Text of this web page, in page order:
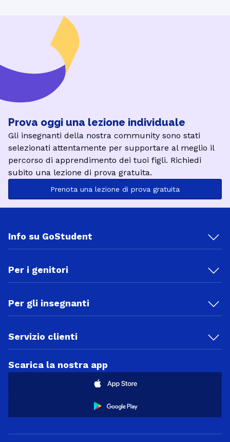
Prova oggi una lezione individuale
Gli insegnanti della nostra community sono stati
selezionati attentamente per supportare al meglio il
percorso di apprendimento dei tuoi figli. Richiedi
subito una lezione di prova gratuita.
Prenota una lezione di prova gratuita
Info su GoStudent
Per i genitori
Per gli insegnanti
Servizio clienti
Scarica la nostra app